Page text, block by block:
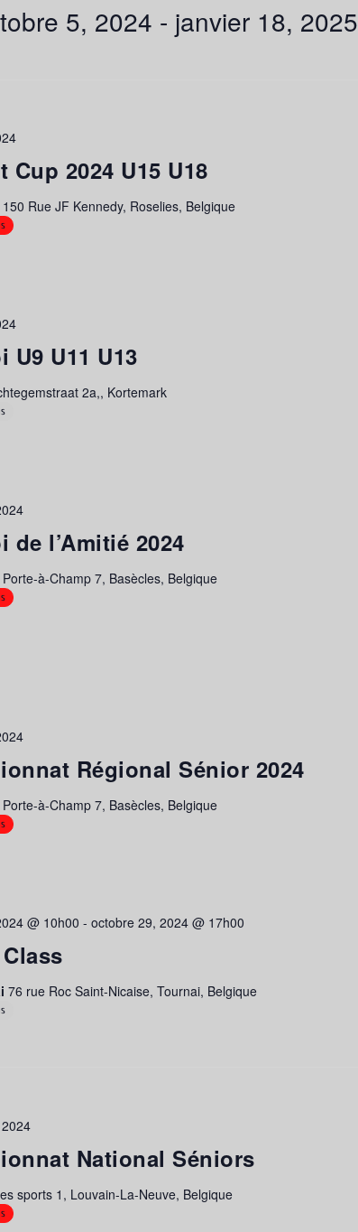
5, 2024 - janvier 18, 2025
Cup 2024 U15 U18
150 Rue JF Kennedy, Roselies, Belgique
U9 U11 U13
2a,, Kortemark
de l’Amitié 2024
Porte-à-Champ 7, Basècles, Belgique
Régional Sénior 2024
Porte-à-Champ 7, Basècles, Belgique
@ 10h00 - octobre 29, 2024 @ 17h00
76 rue Roc Saint-Nicaise, Tournai, Belgique
National Séniors
sports 1, Louvain-La-Neuve, Belgique